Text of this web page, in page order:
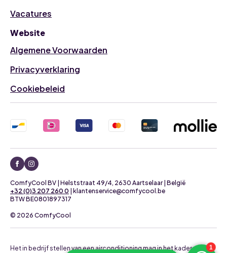
Vacatures
Website
Algemene Voorwaarden
Privacyverklaring
Cookiebeleid
© 2026 ComfyCool
+32 (0)3 207 260 0 | klantenservice@comfycool.be
BTW BE0801897317
ComfyCool BV | Helststraat 49/4, 2630 Aartselaar | België
Het in bedrijf stellen van een airconditioning mag in het kader van